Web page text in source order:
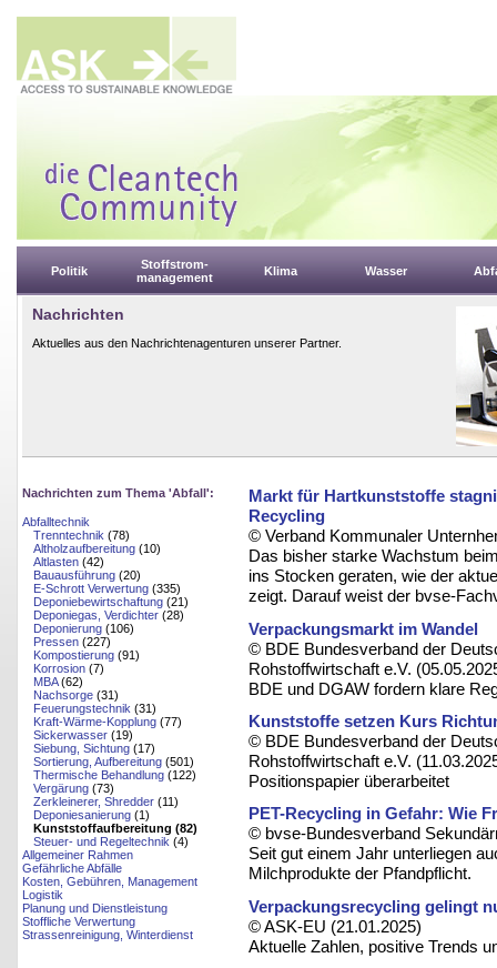
Politik
Stoffstrom-
management
Klima Wasser
Nachrichten
Aktuelles aus den Nachrichtenagenturen unserer Partner.
Nachrichten zum Thema 'Abfall':
Abfalltechnik
Trenntechnik (78)
Altholzaufbereitung (10)
Altlasten (42)
Bauausführung (20)
E-Schrott Verwertung (335)
Deponiebewirtschaftung (21)
Deponiegas, Verdichter (28)
Deponierung (106)
Pressen (227)
Kompostierung (91)
Korrosion (7)
MBA(62)
Nachsorge (31)
Feuerungstechnik (31)
Kraft-Wärme-Kopplung (77)
Sickerwasser (19)
Siebung, Sichtung (17)
Sortierung, Aufbereitung (501)
Thermische Behandlung (122)
Vergärung (73)
Zerkleinerer, Shredder (11)
Deponiesanierung (1)
Kunststoffaufbereitung (82)
Steuer- und Regeltechnik (4)
Allgemeiner Rahmen
Gefährliche Abfälle
Kosten, Gebühren, Management
Logistik
Planung und Dienstleistung
Stoffliche Verwertung
Strassenreinigung, Winterdienst
Markt für Hartkunststoffe
Recycling
© Verband Kommunaler
Das bisher starke Wachstum
ins Stocken geraten, wie der
zeigt. Darauf weist der bvse-
Verpackungsmarkt im Wandel
© BDE Bundesverband der
Rohstoffwirtschaft e.V.
BDE und DGAW fordern klare
Kunststoffe setzen Kurs
© BDE Bundesverband der
Rohstoffwirtschaft e.V.
Positionspapier überarbeitet
PET-Recycling in Gefahr: Wie
© bvse-Bundesverband
Seit gut einem Jahr unterliegen
Milchprodukte der Pfandpflicht.
Verpackungsrecycling gelingt
© ASK-EU (21.01.2025)
Aktuelle Zahlen, positive Trends